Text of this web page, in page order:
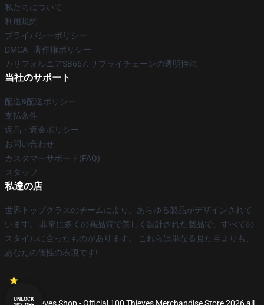
私たちについて
利用規約
プライバシーポリシー
DMCA - 著作権ポリシー
カリフォルニアSB657: サプライチェーンの透明性法
当社のサポート
配送&配送ポリシー
支払条件
返品・返金ポリシー
お問い合わせ
カスタマーサポート(FAQ)
スタッフ
私達の店
世界トップクラスのチームにより、あらゆる製品がデザインされて
います。 非常に多くの高品質で美しく設計された製品で、すべての
スタイルに合ったものがあります。 これらは単なる見た目よりも、
あなたの個性の表現です!
UNLOCK